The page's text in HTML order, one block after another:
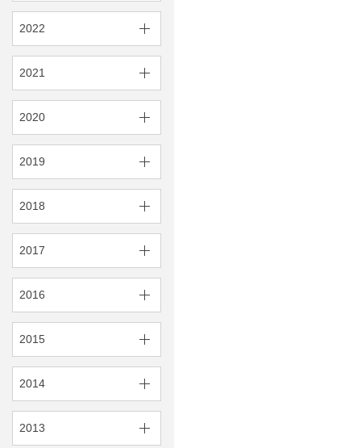
2022
2021
2020
2019
2018
2017
2016
2015
2014
2013